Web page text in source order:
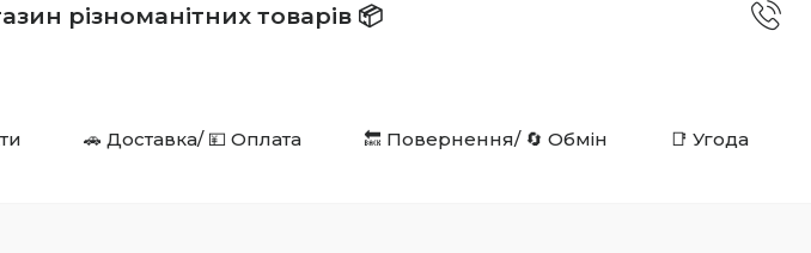
різноманітних товарів 📦️️️️️️
🚗 Доставка/ 💴 Оплата 🔙 Повернення/ 🔄 Обмін 📑 Угода